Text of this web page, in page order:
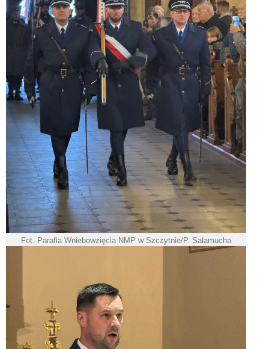
Fot. Parafia Wniebowzięcia NMP w Szczytnie/P. Salamucha